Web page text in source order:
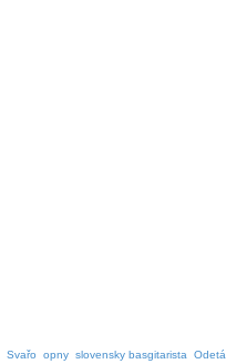
Svařo opny slovensky basgitarista Odetá